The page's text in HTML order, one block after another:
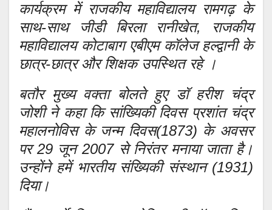
कार्यक्रम में राजकीय महाविद्यालय रामगढ़ के
साथ-साथ जीडी बिरला रानीखेत, राजकीय
महाविद्यालय कोटाबाग एबीएम कॉलेज हल्द्वानी के
छात्र-छात्र और शिक्षक उपस्थित रहे ।
बतौर मुख्य वक्ता बोलते हुए डॉ हरीश चंद्र
जोशी ने कहा कि सांख्यिकी दिवस प्रशांत चंद्र
महालनोविस के जन्म दिवस(1873) के अवसर
पर 29 जून 2007 से निरंतर मनाया जाता है।
उन्होंने हमें भारतीय संख्यिकी संस्थान (1931)
दिया।